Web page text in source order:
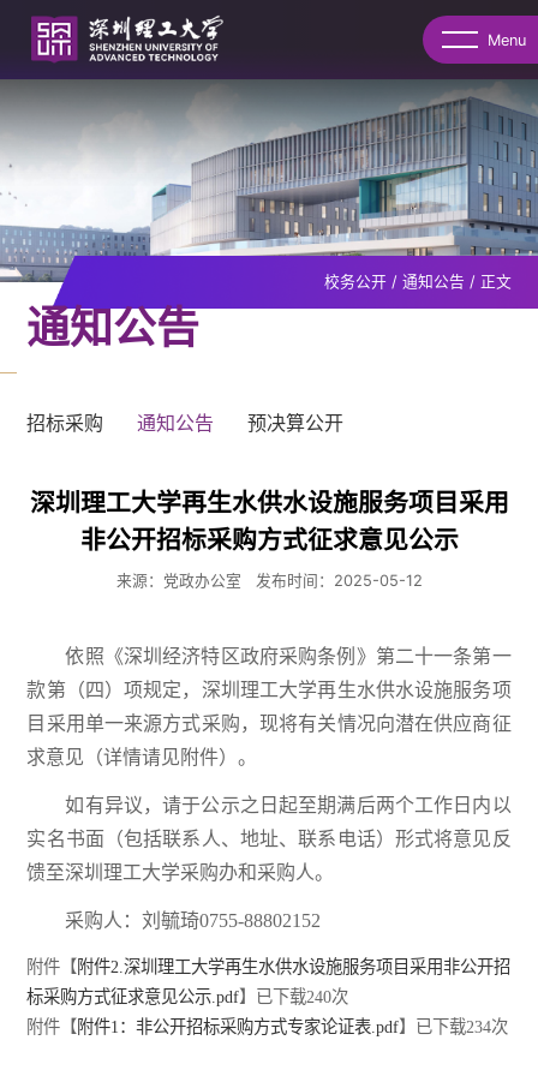
Menu
校务公开/ 通知公告 / 正文
通知公告
招标采购 通知公告 预决算公开
深圳理工大学再生水供水设施服务项目采用
非公开招标采购方式征求意见公示
来源：党政办公室 发布时间：2025-05-12
依照《深圳经济特区政府采购条例》第二十一条第一
款第（四）项规定，深圳理工大学再生水供水设施服务项
目采用单一来源方式采购，现将有关情况向潜在供应商征
求意见（详情请见附件）。
如有异议，请于公示之日起至期满后两个工作日内以
实名书面（包括联系人、地址、联系电话）形式将意见反
馈至深圳理工大学采购办和采购人。
采购人：刘毓琦0755-88802152
附件【附件2.深圳理工大学再生水供水设施服务项目采用非公开招
标采购方式征求意见公示.pdf】已下载240次
附件【附件1：非公开招标采购方式专家论证表.pdf】已下载234次